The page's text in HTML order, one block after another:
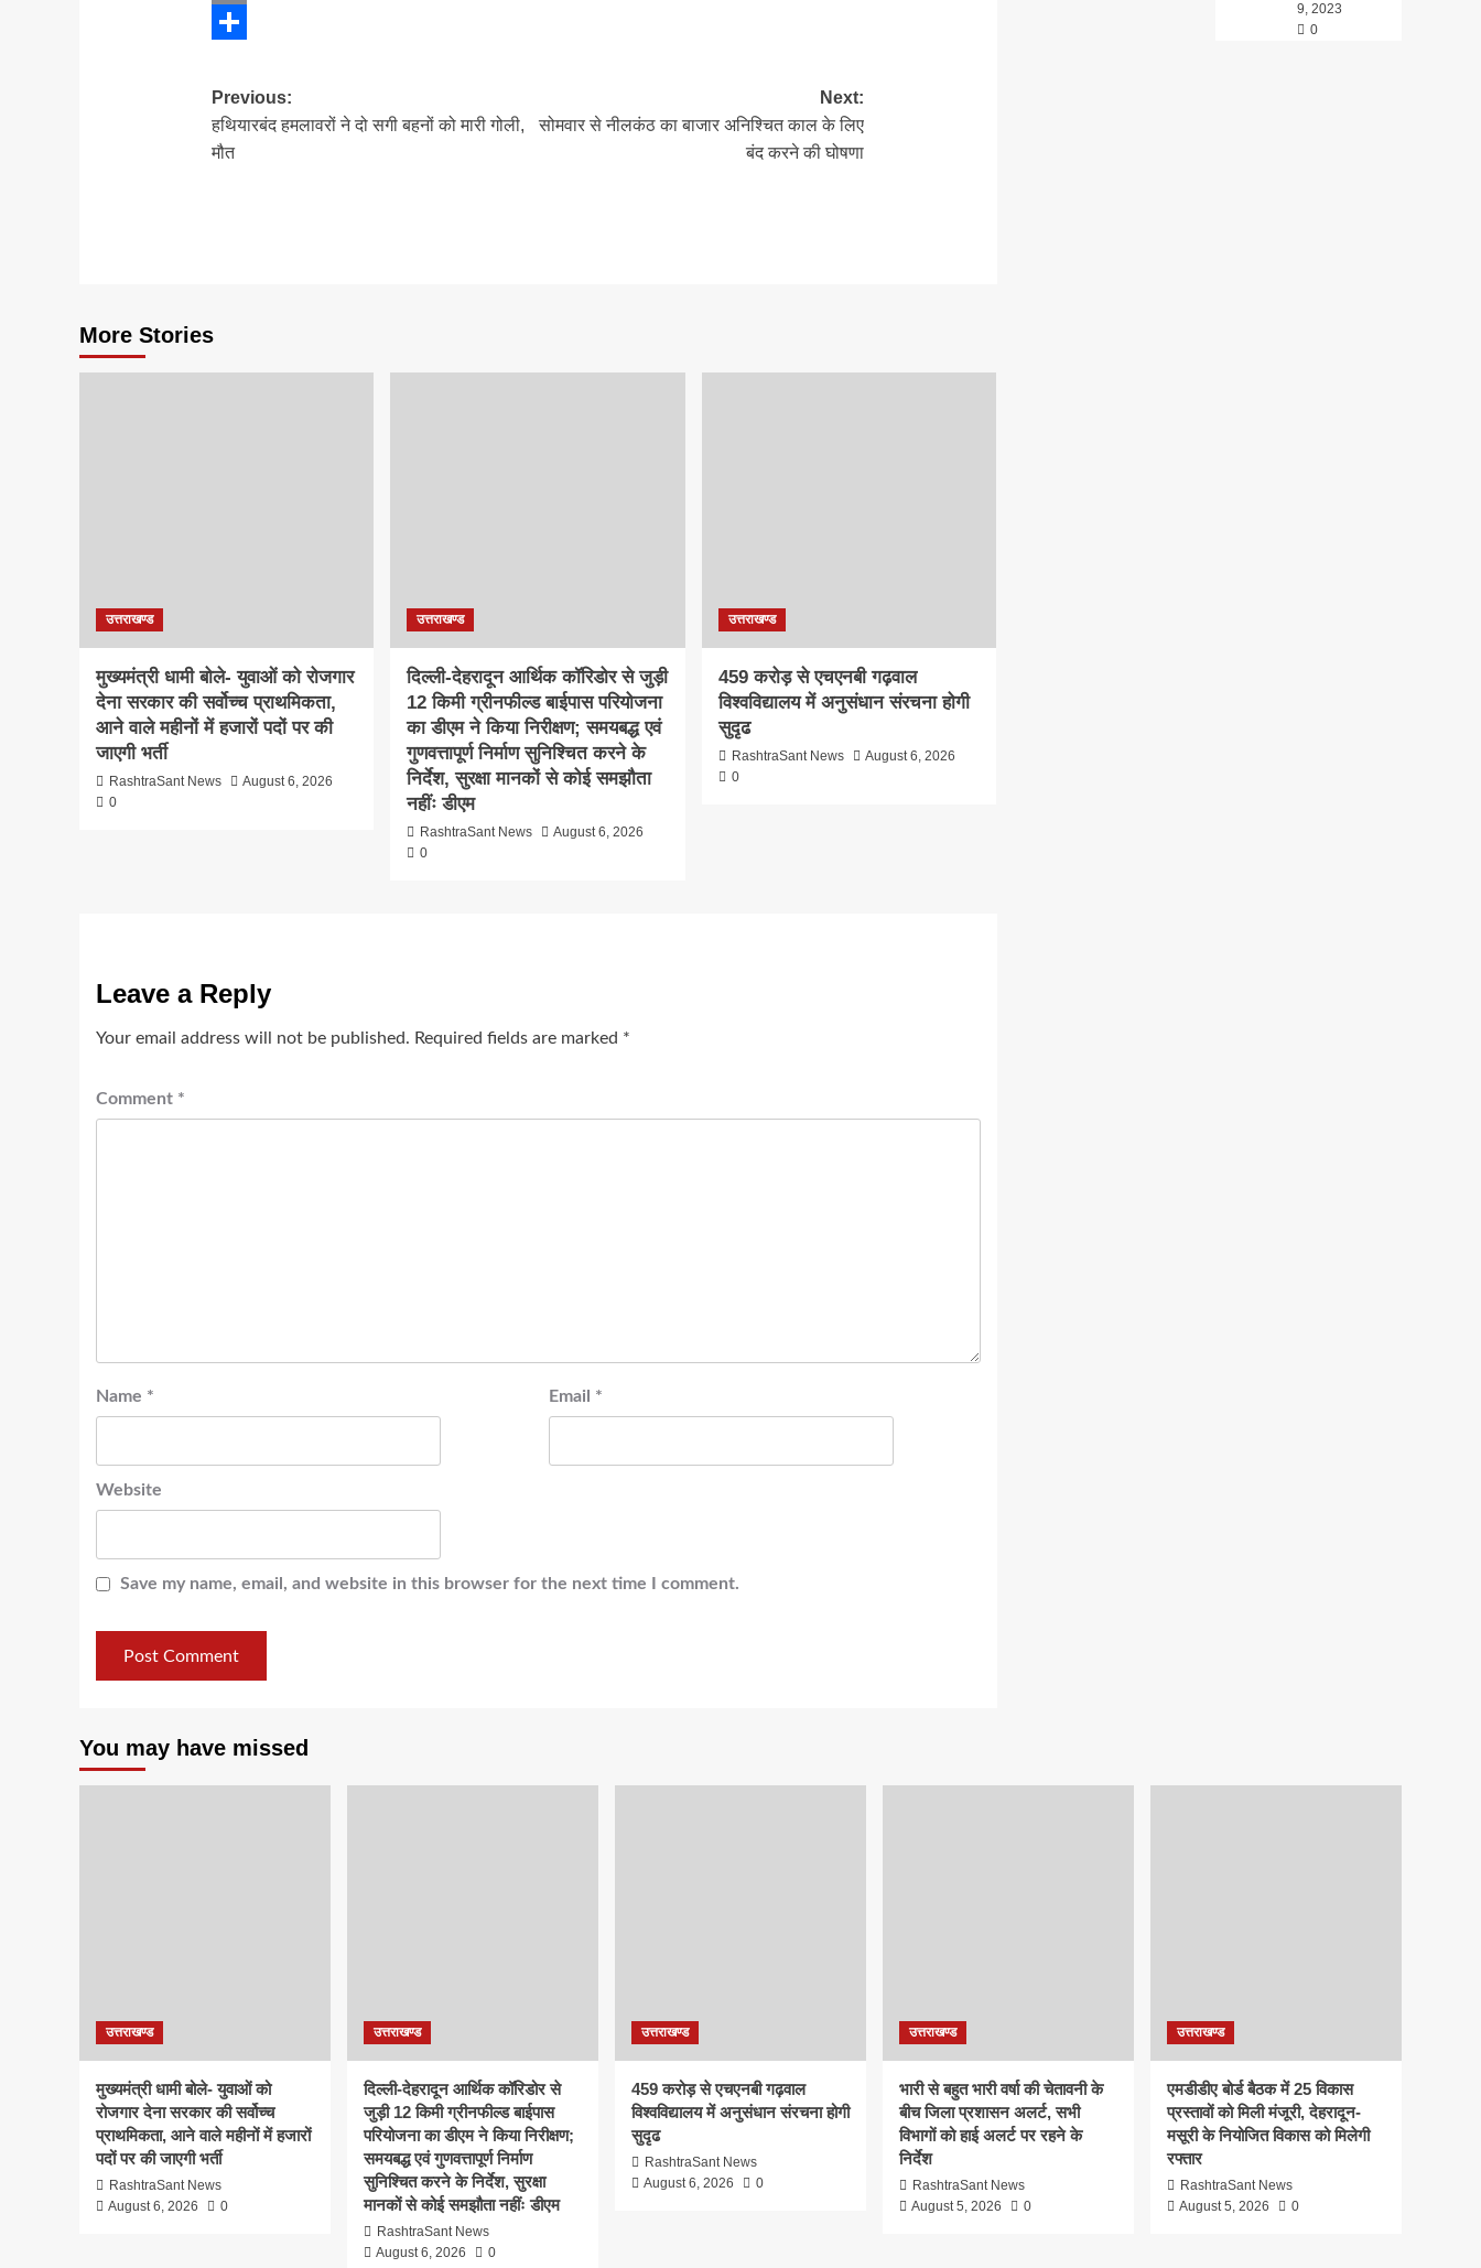
Email
Post
navigation
Previous:
हथियारबंद हमलावरों ने दो सगी बहनों को मारी गोली,
मौत
Next:
सोमवार से नीलकंठ का बाजार अनिश्चित काल के लिए
बंद करने की घोषणा
More Stories
उत्तराखण्ड
मुख्यमंत्री धामी बोले- युवाओं को रोजगार
देना सरकार की सर्वोच्च प्राथमिकता,
आने वाले महीनों में हजारों पदों पर की
जाएगी भर्ती
RashtraSant News
August 6, 2026
0
उत्तराखण्ड
दिल्ली-देहरादून आर्थिक कॉरिडोर से जुड़ी
12 किमी ग्रीनफील्ड बाईपास परियोजना
का डीएम ने किया निरीक्षण; समयबद्ध एवं
गुणवत्तापूर्ण निर्माण सुनिश्चित करने के
निर्देश, सुरक्षा मानकों से कोई समझौता
नहींः डीएम
RashtraSant News
August 6, 2026
0
उत्तराखण्ड
459 करोड़ से एचएनबी गढ़वाल
विश्वविद्यालय में अनुसंधान संरचना होगी
सुदृढ
RashtraSant News
August 6, 2026
0
Leave a Reply
Your email address will not be published. Required fields are marked *
Comment *
Name * Email *
Website
Save my name, email, and website in this browser for the next time I comment.
9, 2023
0
You may have missed
उत्तराखण्ड
मुख्यमंत्री धामी बोले- युवाओं को
रोजगार देना सरकार की सर्वोच्च
प्राथमिकता, आने वाले महीनों में हजारों
पदों पर की जाएगी भर्ती
RashtraSant News
August 6, 2026
0
उत्तराखण्ड
दिल्ली-देहरादून आर्थिक कॉरिडोर से
जुड़ी 12 किमी ग्रीनफील्ड बाईपास
परियोजना का डीएम ने किया निरीक्षण;
समयबद्ध एवं गुणवत्तापूर्ण निर्माण
सुनिश्चित करने के निर्देश, सुरक्षा
मानकों से कोई समझौता नहींः डीएम
RashtraSant News
August 6, 2026
0
उत्तराखण्ड
459 करोड़ से एचएनबी गढ़वाल
विश्वविद्यालय में अनुसंधान संरचना होगी
सुदृढ
RashtraSant News
August 6, 2026
0
उत्तराखण्ड
भारी से बहुत भारी वर्षा की चेतावनी के
बीच जिला प्रशासन अलर्ट, सभी
विभागों को हाई अलर्ट पर रहने के
निर्देश
RashtraSant News
August 5, 2026
0
उत्तराखण्ड
एमडीडीए बोर्ड बैठक में 25 विकास
प्रस्तावों को मिली मंजूरी, देहरादून-
मसूरी के नियोजित विकास को मिलेगी
रफ्तार
RashtraSant News
August 5, 2026
0